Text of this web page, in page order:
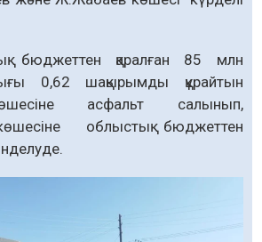
бюджеттен қаралған 85 млн
0,62 шақырымды құрайтын
асфальт салынып,
облыстық бюджеттен